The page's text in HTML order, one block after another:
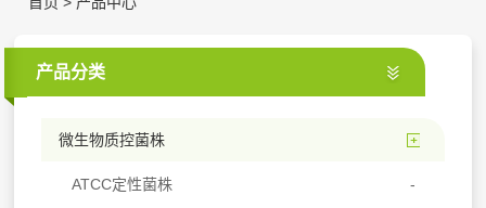
产品分类
微生物质控菌株
ATCC定性菌株